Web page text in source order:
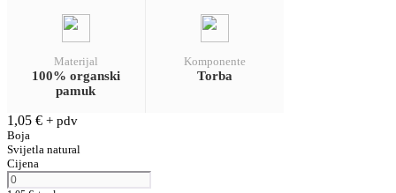
Materijal
100% organski
pamuk
Komponente
Torba
1,05 € + pdv
Boja
Svijetla natural
Cijena